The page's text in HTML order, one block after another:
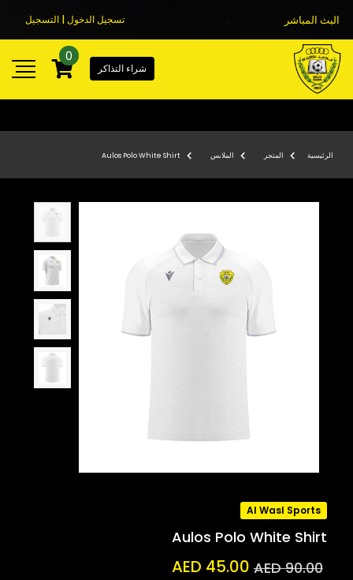
البث المباشر تسجيل الدخول | التسجيل
شراء التذاكر
0
الرئيسية المتجر الملابس Aulos Polo White Shirt
Al Wasl Sports
Aulos Polo White Shirt
AED 90.00
AED 45.00